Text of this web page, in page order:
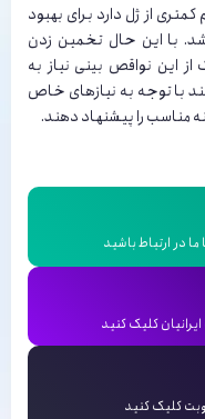
از ژل دارد برای بهبود
با این حال تخمین زدن
این نواقص بینی نیاز به
با توجه به نیازهای خاص
مناسب را پیشنهاد دهند.
در ارتباط باشید
کلیک کنید
کلیک کنید